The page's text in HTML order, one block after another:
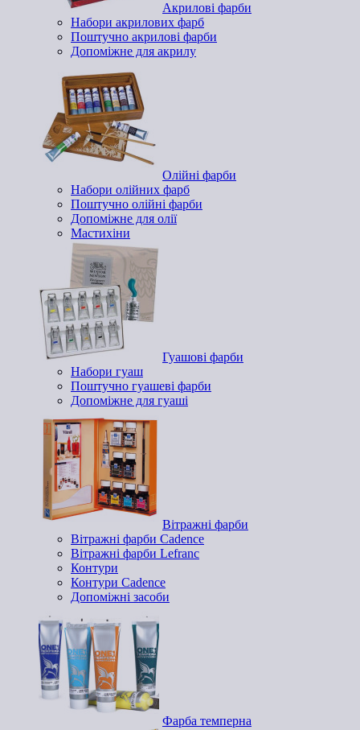
Акрилові фарби
Набори акрилових фарб
Поштучно акрилові фарби
Допоміжне для акрилу
Олійні фарби
Набори олійних фарб
Поштучно олійні фарби
Допоміжне для олії
Мастихіни
Гуашові фарби
Набори гуаш
Поштучно гуашеві фарби
Допоміжне для гуаші
Вітражні фарби
Вітражні фарби Cadence
Вітражні фарби Lefranc
Контури
Контури Cadence
Допоміжні засоби
Фарба темперна